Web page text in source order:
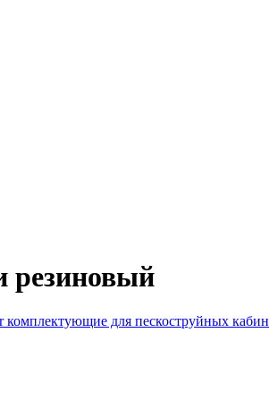
резиновый
комплектующие для пескоструйных кабин